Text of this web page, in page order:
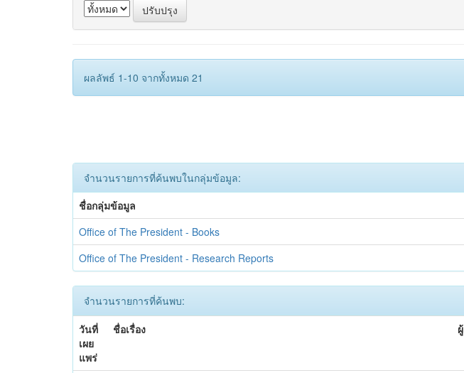
ผลลัพธ์ 1-10 จากทั้งหมด 21
จำนวนรายการที่ค้นพบในกลุ่มข้อมูล:
ชื่อกลุ่มข้อมูล
Office of The President - Books
Office of The President - Research Reports
จำนวนรายการที่ค้นพบ:
วันที่
เผย
แพร่
ชื่อเรื่อง